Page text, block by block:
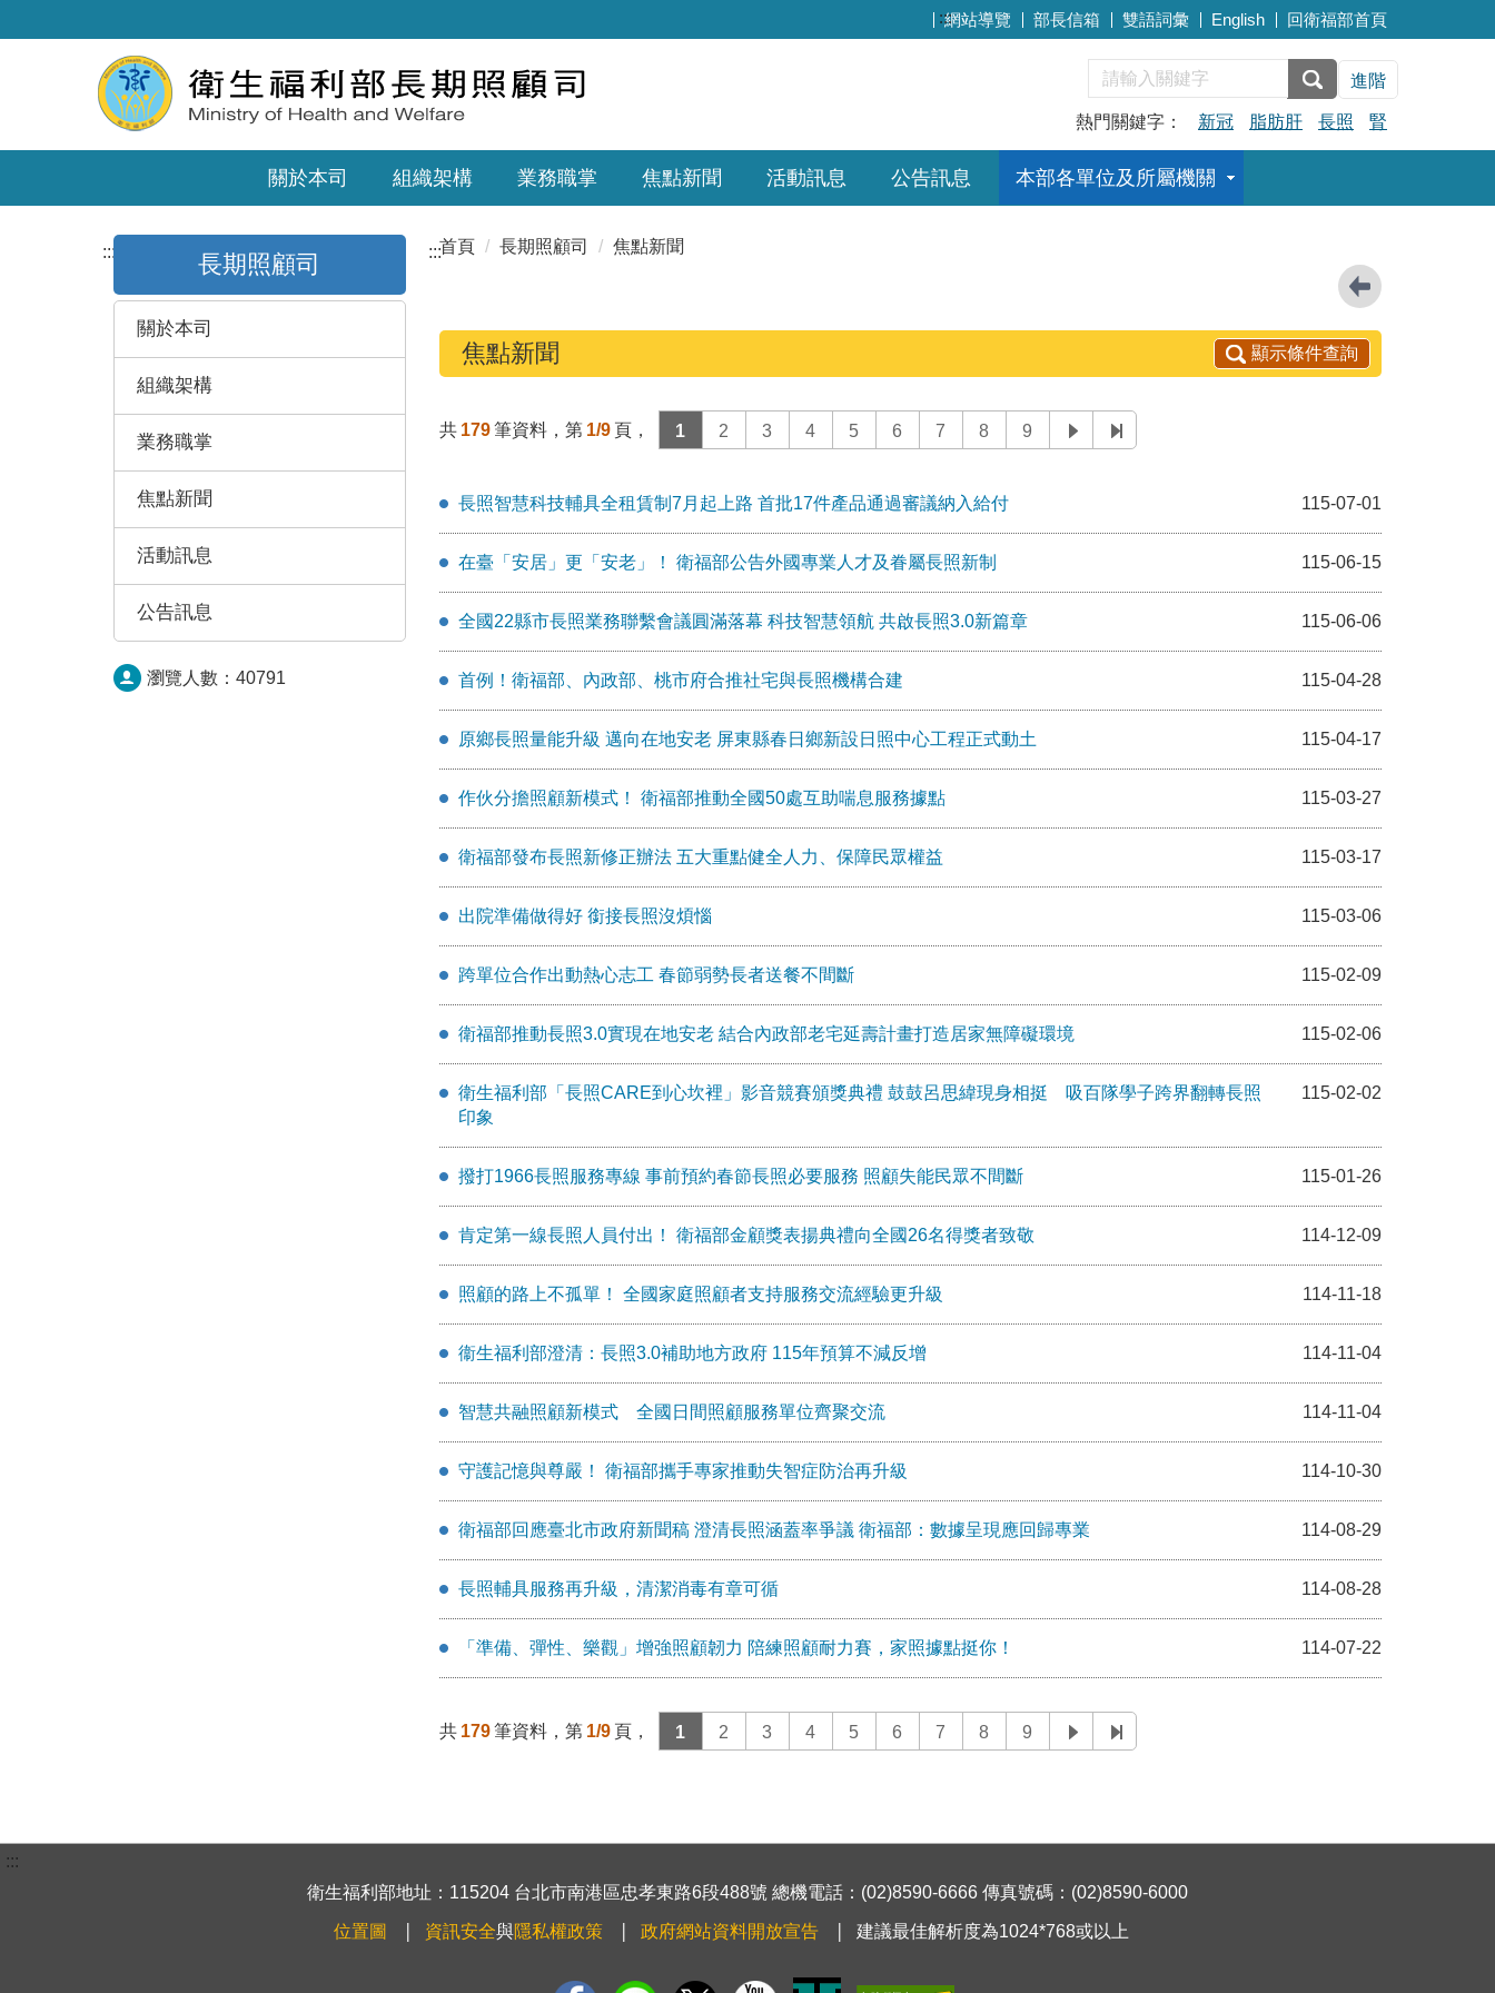
:::網站導覽 部長信箱 雙語詞彙 English 回衛福部首頁
進階
熱門關鍵字： 新冠 脂肪肝 長照 腎
關於本司 組織架構 業務職掌 焦點新聞 活動訊息 公告訊息 本部各單位及所屬機關
::: 長期照顧司
關於本司
組織架構
業務職掌
焦點新聞
活動訊息
公告訊息
瀏覽人數： 40791
:::首頁 長期照顧司 焦點新聞
焦點新聞 顯示條件查詢
共 179 筆資料，第 1/9 頁， 1 2 3 4 5 6 7 8 9
長照智慧科技輔具全租賃制7月起上路 首批17件產品通過審議納入給付 115-07-01
在臺「安居」更「安老」！ 衛福部公告外國專業人才及眷屬長照新制 115-06-15
全國22縣市長照業務聯繫會議圓滿落幕 科技智慧領航 共啟長照3.0新篇章 115-06-06
首例！衛福部、內政部、桃市府合推社宅與長照機構合建 115-04-28
原鄉長照量能升級 邁向在地安老 屏東縣春日鄉新設日照中心工程正式動土 115-04-17
作伙分擔照顧新模式！ 衛福部推動全國50處互助喘息服務據點 115-03-27
衛福部發布長照新修正辦法 五大重點健全人力、保障民眾權益 115-03-17
出院準備做得好 銜接長照沒煩惱 115-03-06
跨單位合作出動熱心志工 春節弱勢長者送餐不間斷 115-02-09
衛福部推動長照3.0實現在地安老 結合內政部老宅延壽計畫打造居家無障礙環境 115-02-06
衛生福利部「長照CARE到心坎裡」影音競賽頒獎典禮 鼓鼓呂思緯現身相挺 吸百隊學子跨界翻轉長照
印象
115-02-02
撥打1966長照服務專線 事前預約春節長照必要服務 照顧失能民眾不間斷 115-01-26
肯定第一線長照人員付出！ 衛福部金顧獎表揚典禮向全國26名得獎者致敬 114-12-09
照顧的路上不孤單！ 全國家庭照顧者支持服務交流經驗更升級 114-11-18
衞生福利部澄清：長照3.0補助地方政府 115年預算不減反增 114-11-04
智慧共融照顧新模式 全國日間照顧服務單位齊聚交流 114-11-04
守護記憶與尊嚴！ 衛福部攜手專家推動失智症防治再升級 114-10-30
衛福部回應臺北市政府新聞稿 澄清長照涵蓋率爭議 衛福部：數據呈現應回歸專業 114-08-29
長照輔具服務再升級，清潔消毒有章可循 114-08-28
「準備、彈性、樂觀」增強照顧韌力 陪練照顧耐力賽，家照據點挺你！ 114-07-22
共 179 筆資料，第 1/9 頁， 1 2 3 4 5 6 7 8 9
:::
衛生福利部地址：115204 台北市南港區忠孝東路6段488號 總機電話：(02)8590-6666 傳真號碼：(02)8590-6000
位置圖 資訊安全與隱私權政策 政府網站資料開放宣告 建議最佳解析度為1024*768或以上